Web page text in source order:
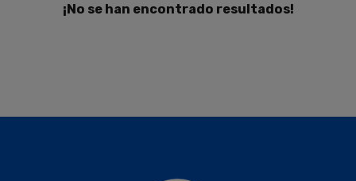
¡No se han encontrado resultados!